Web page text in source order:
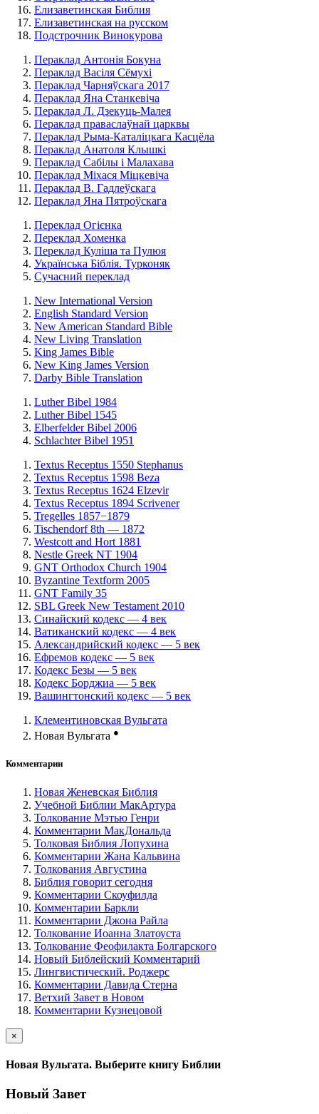
Елизаветинская Библия
Елизаветинская на русском
Подстрочник Винокурова
Пераклад Антонія Бокуна
Пераклад Васіля Сёмухі
Пераклад Чарняўскага 2017
Пераклад Яна Станкевіча
Пераклад Л. Дзекуць-Малея
Пераклад праваслаўнай царквы
Пераклад Рыма-Каталіцкага Касцёла
Пераклад Анатоля Клышкi
Пераклад Сабілы і Малахава
Пераклад Міхася Міцкевіча
Пераклад В. Гадлеўскага
Пераклад Яна Пятроўскага
Переклад Огієнка
Переклад Хоменка
Переклад Куліша та Пулюя
Українська Біблія. Турконяк
Сучасний переклад
New International Version
English Standard Version
New American Standard Bible
New Living Translation
King James Bible
New King James Version
Darby Bible Translation
Luther Bibel 1984
Luther Bibel 1545
Elberfelder Bibel 2006
Schlachter Bibel 1951
Textus Receptus 1550 Stephanus
Textus Receptus 1598 Beza
Textus Receptus 1624 Elzevir
Textus Receptus 1894 Scrivener
Tregelles 1857−1879
Tischendorf 8th — 1872
Westcott and Hort 1881
Nestle Greek NT 1904
GNT Orthodox Church 1904
Byzantine Textform 2005
GNT Family 35
SBL Greek New Testament 2010
Синайский кодекс — 4 век
Ватиканский кодекс — 4 век
Александрийский кодекс — 5 век
Ефремов кодекс — 5 век
Кодекс Безы — 5 век
Кодекс Борджиа — 5 век
Вашингтонский кодекс — 5 век
Клементиновская Вульгата
Новая Вульгата ●
Комментарии
Новая Женевская Библия
Учебной Библии МакАртура
Толкование Мэтью Генри
Комментарии МакДональда
Толковая Библия Лопухина
Комментарии Жана Кальвина
Толкования Августина
Библия говорит сегодня
Комментарии Скоуфилда
Комментарии Баркли
Комментарии Джона Райла
Толкование Иоанна Златоуста
Толкование Феофилакта Болгарского
Новый Библейский Комментарий
Лингвистический. Роджерс
Комментарии Давида Стерна
Ветхий Завет в Новом
Комментарии Кузнецовой
×
Новая Вульгата. Выберите книгу Библии
Новый Завет